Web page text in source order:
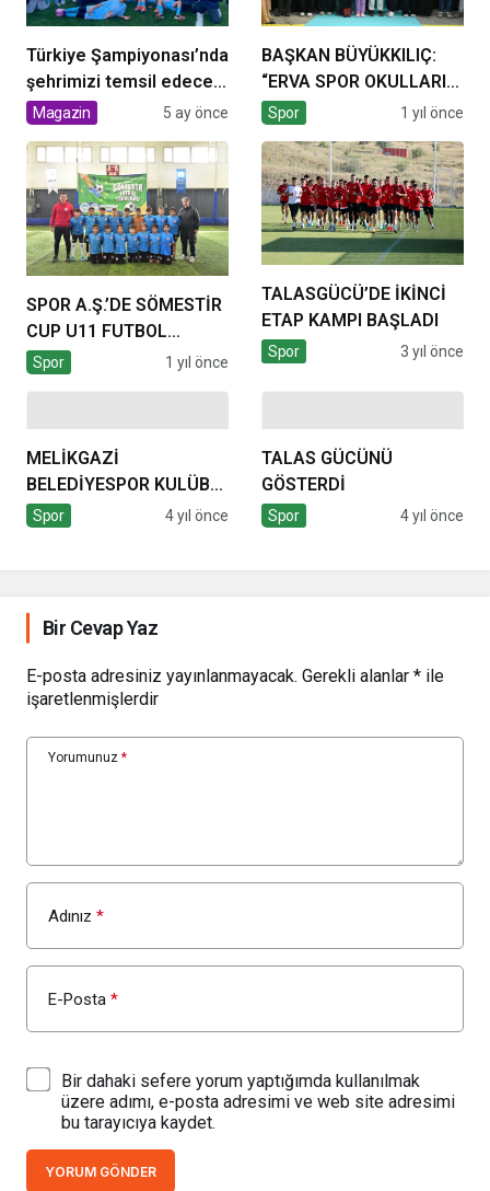
Türkiye Şampiyonası’nda
şehrimizi temsil edecek
olan evlatlarımız
Magazin 5 ay önce
BAŞKAN BÜYÜKKILIÇ:
“ERVA SPOR OKULLARI
BİR EKOL OLUŞTURDU”
Spor 1 yıl önce
SPOR A.Ş.’DE SÖMESTİR
CUP U11 FUTBOL
TURNUVASI BAŞLADI
Spor 1 yıl önce
TALASGÜCÜ’DE İKİNCİ
ETAP KAMPI BAŞLADI
Spor 3 yıl önce
MELİKGAZİ
BELEDİYESPOR KULÜBÜ,
BASKETBOL BÜYÜKLER
Spor 4 yıl önce
TALAS GÜCÜNÜ
GÖSTERDİ
Spor 4 yıl önce
Bir Cevap Yaz
E-posta adresiniz yayınlanmayacak. Gerekli alanlar * ile
işaretlenmişlerdir
Yorumunuz *
Adınız *
E-Posta *
Bir dahaki sefere yorum yaptığımda kullanılmak
üzere adımı, e-posta adresimi ve web site adresimi
bu tarayıcıya kaydet.
YORUM GÖNDER